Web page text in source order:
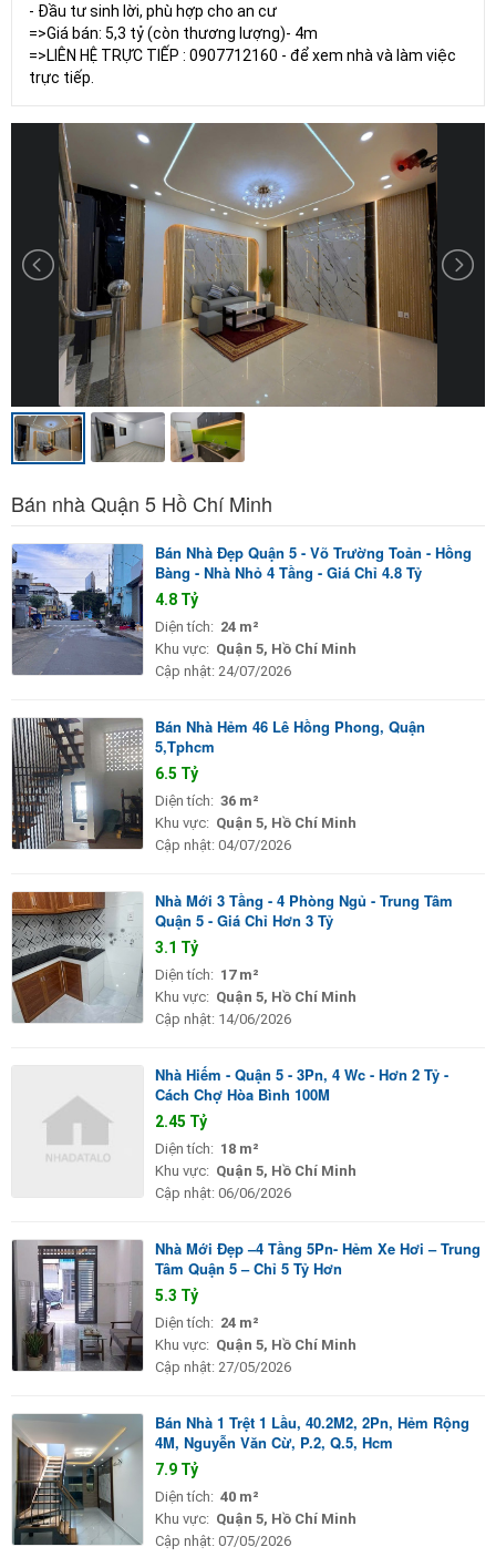
- Đầu tư sinh lời, phù hợp cho an cư
=>Giá bán: 5,3 tỷ (còn thương lượng)- 4m
=>LIÊN HỆ TRỰC TIẾP : 0907712160 - để xem nhà và làm việc
trực tiếp.
Bán nhà Quận 5 Hồ Chí Minh
Bán Nhà Đẹp Quận 5 - Võ Trường Toản - Hồng
Bàng - Nhà Nhỏ 4 Tầng - Giá Chỉ 4.8 Tỷ
4.8 Tỷ
Diện tích: 24 m²
Khu vực: Quận 5, Hồ Chí Minh
Cập nhật: 24/07/2026
Bán Nhà Hẻm 46 Lê Hồng Phong, Quận
5,Tphcm
6.5 Tỷ
Diện tích: 36 m²
Khu vực: Quận 5, Hồ Chí Minh
Cập nhật: 04/07/2026
Nhà Mới 3 Tầng - 4 Phòng Ngủ - Trung Tâm
Quận 5 - Giá Chỉ Hơn 3 Tỷ
3.1 Tỷ
Diện tích: 17 m²
Khu vực: Quận 5, Hồ Chí Minh
Cập nhật: 14/06/2026
Nhà Hiếm - Quận 5 - 3Pn, 4 Wc - Hơn 2 Tỷ -
Cách Chợ Hòa Bình 100M
2.45 Tỷ
Diện tích: 18 m²
Khu vực: Quận 5, Hồ Chí Minh
Cập nhật: 06/06/2026
Nhà Mới Đẹp –4 Tầng 5Pn- Hẻm Xe Hơi – Trung
Tâm Quận 5 – Chỉ 5 Tỷ Hơn
5.3 Tỷ
Diện tích: 24 m²
Khu vực: Quận 5, Hồ Chí Minh
Cập nhật: 27/05/2026
Bán Nhà 1 Trệt 1 Lầu, 40.2M2, 2Pn, Hẻm Rộng
4M, Nguyễn Văn Cừ, P.2, Q.5, Hcm
7.9 Tỷ
Diện tích: 40 m²
Khu vực: Quận 5, Hồ Chí Minh
Cập nhật: 07/05/2026